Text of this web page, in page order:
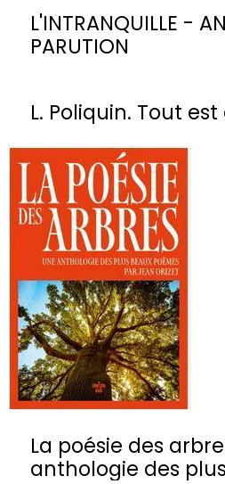
L'INTRANQUILLE -
PARUTION
L. Poliquin. Tout
La poésie des
anthologie des